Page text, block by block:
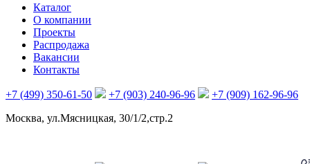
Каталог
О компании
Проекты
Распродажа
Вакансии
Контакты
+7 (499) 350-61-50 +7 (903) 240-96-96
+7 (909) 162-96-96
Москва, ул.Мясницкая, 30/1/2,стр.2